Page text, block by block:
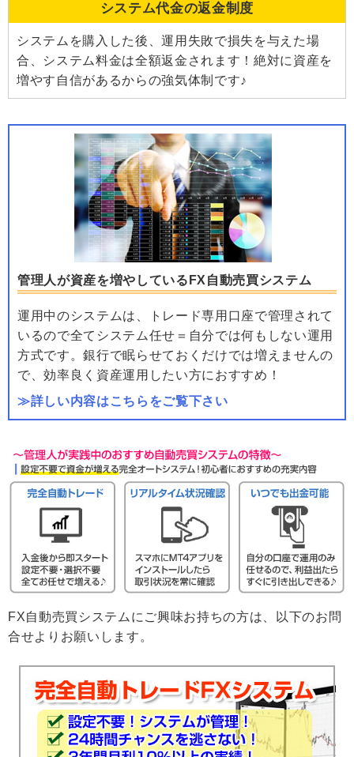
システム代金の返金制度
システムを購入した後、運用失敗で損失を与えた場
合、システム料金は全額返金されます！絶対に資産を
増やす自信があるからの強気体制です♪
管理人が資産を増やしているFX自動売買システム
運用中のシステムは、トレード専用口座で管理されて
いるので全てシステム任せ＝自分では何もしない運用
方式です。銀行で眠らせておくだけでは増えませんの
で、効率良く資産運用したい方におすすめ！
≫詳しい内容はこちらをご覧下さい
FX自動売買システムにご興味お持ちの方は、以下のお問
合せよりお願いします。